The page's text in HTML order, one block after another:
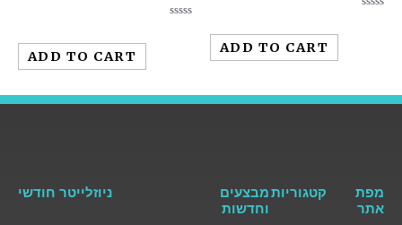
ADD TO CART
ADD TO CART
מפת
אתר
קטגוריותמבצעים
וחדשות
ניוזלייטר חודשי